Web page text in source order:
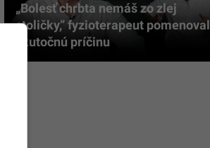
„Bolesť chrbta nemáš zo zlej
stoličky,” fyzioterapeut pomenoval
skutočnú príčinu